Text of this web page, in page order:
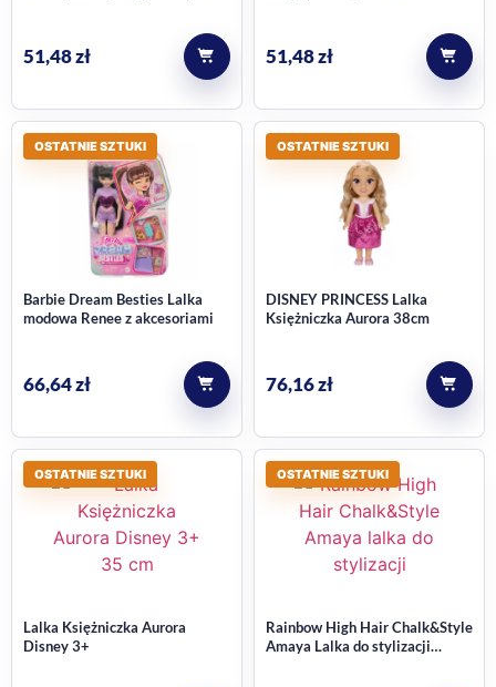
51,48zł 51,48zł
OSTATNIE SZTUKI
Barbie Dream Besties Lalka
modowa Renee z akcesoriami
66,64zł
OSTATNIE SZTUKI
DISNEY PRINCESS Lalka
Księżniczka Aurora 38cm
76,16zł
OSTATNIE SZTUKI
Lalka Księżniczka Aurora
Disney 3+
OSTATNIE SZTUKI
Rainbow High Hair Chalk&Style
Amaya Lalka do stylizacji